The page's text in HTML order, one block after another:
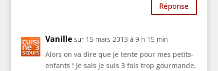
Réponse
Vanille sur 15 mars 2013 à 9 h 15 min
Alors on va dire que je tente pour mes petits-
enfants ! Je sais je suis 3 fois trop gourmande,